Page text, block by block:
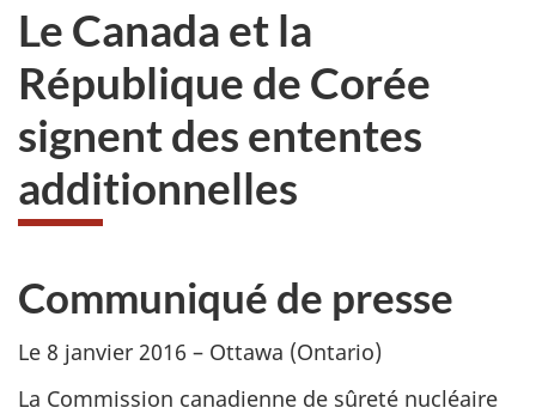
ici :
Le Canada et la
République de Corée
signent des ententes
additionnelles
Communiqué de presse
Le 8 janvier 2016 – Ottawa (Ontario)
La Commission canadienne de sûreté nucléaire